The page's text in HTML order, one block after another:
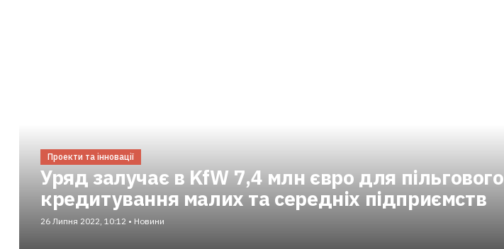
Проекти та інновації
Уряд залучає в KfW 7,4 млн євро для пільгового
кредитування малих та середніх підприємств
26 Липня 2022, 10:12 • Новини